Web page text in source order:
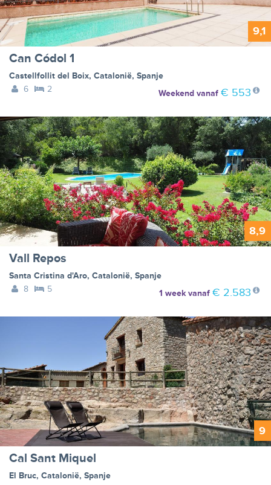
9,1
Can Códol 1
Castellfollit del Boix, Catalonië, Spanje
6
2 Weekendvanaf € 553
8,9
Vall Repos
Santa Cristina d'Aro, Catalonië, Spanje
8
5 1 weekvanaf € 2.583
9
Cal Sant Miquel
El Bruc, Catalonië, Spanje